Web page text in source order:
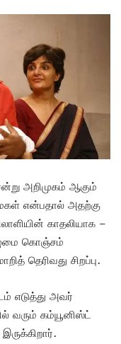
அறிமுகம் ஆகும்
என்பதால் அதற்கு
காதலியாக –
கொஞ்சம்
தெரிவது சிறப்பு.
எடுத்து அவர்
வரும் கம்யூனிஸ்ட்